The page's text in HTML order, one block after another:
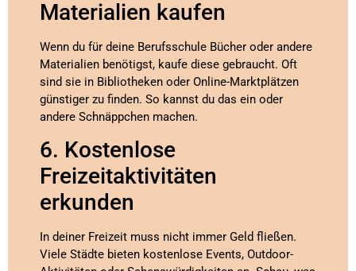
Materialien kaufen
Wenn du für deine Berufsschule Bücher oder andere
Materialien benötigst, kaufe diese gebraucht. Oft
sind sie in Bibliotheken oder Online-Marktplätzen
günstiger zu finden. So kannst du das ein oder
andere Schnäppchen machen.
6. Kostenlose
Freizeitaktivitäten
erkunden
In deiner Freizeit muss nicht immer Geld fließen.
Viele Städte bieten kostenlose Events, Outdoor-